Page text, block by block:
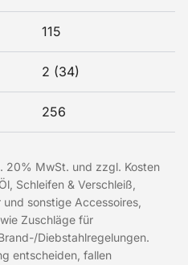
115
2 (34)
256
20% MwSt. und zzgl. Kosten
Schleifen & Verschleiß,
sonstige Accessoires,
Zuschläge für
Diebstahlregelungen.
entscheiden, fallen